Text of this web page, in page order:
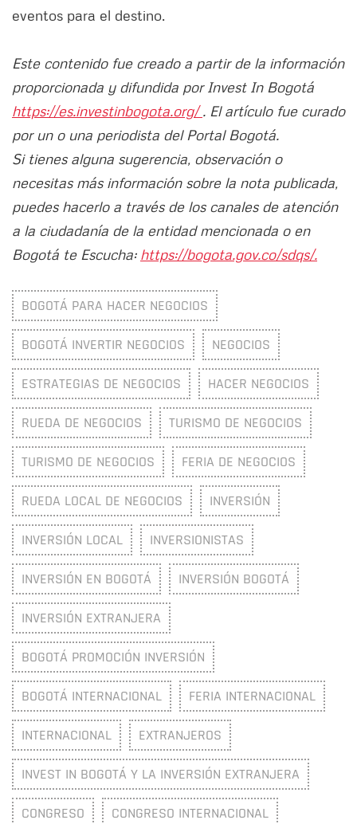
eventos para el destino.
Este contenido fue creado a partir de la información
proporcionada y difundida por Invest In Bogotá
https://es.investinbogota.org/. El artículo fue curado
por un o una periodista del Portal Bogotá.
Si tienes alguna sugerencia, observación o
necesitas más información sobre la nota publicada,
puedes hacerlo a través de los canales de atención
a la ciudadanía de la entidad mencionada o en
Bogotá te Escucha: https://bogota.gov.co/sdqs/.
BOGOTÁ PARA HACER NEGOCIOS
BOGOTÁ INVERTIR NEGOCIOS NEGOCIOS
ESTRATEGIAS DE NEGOCIOS HACER NEGOCIOS
RUEDA DE NEGOCIOS TURISMO DE NEGOCIOS
TURISMO DE NEGOCIOS FERIA DE NEGOCIOS
RUEDA LOCAL DE NEGOCIOS INVERSIÓN
INVERSIÓN LOCAL INVERSIONISTAS
INVERSIÓN EN BOGOTÁ INVERSIÓN BOGOTÁ
INVERSIÓN EXTRANJERA
BOGOTÁ PROMOCIÓN INVERSIÓN
BOGOTÁ INTERNACIONAL FERIA INTERNACIONAL
INTERNACIONAL EXTRANJEROS
INVEST IN BOGOTÁ Y LA INVERSIÓN EXTRANJERA
CONGRESO CONGRESO INTERNACIONAL